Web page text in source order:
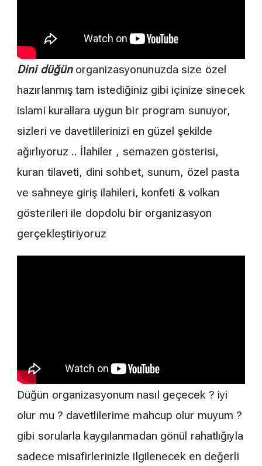
Dini düğünorganizasyonunuzda size özel
hazırlanmış tam istediğiniz gibi içinize sinecek
islami kurallara uygun bir program sunuyor,
sizleri ve davetlilerinizi en güzel şekilde
ağırlıyoruz .. İlahiler , semazen gösterisi,
kuran tilaveti, dini sohbet, sunum, özel pasta
ve sahneye giriş ilahileri, konfeti & volkan
gösterileri ile dopdolu bir organizasyon
gerçekleştiriyoruz
Düğün organizasyonum nasıl geçecek ? iyi
olur mu ? davetlilerime mahcup olur muyum ?
gibi sorularla kaygılanmadan gönül rahatlığıyla
sadece misafirlerinizle ilgilenecek en değerli